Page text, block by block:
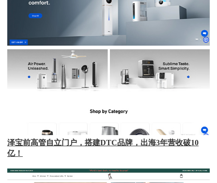
泽宝前高管自立门户，搭建DTC品牌，出海3年营收破10
亿！